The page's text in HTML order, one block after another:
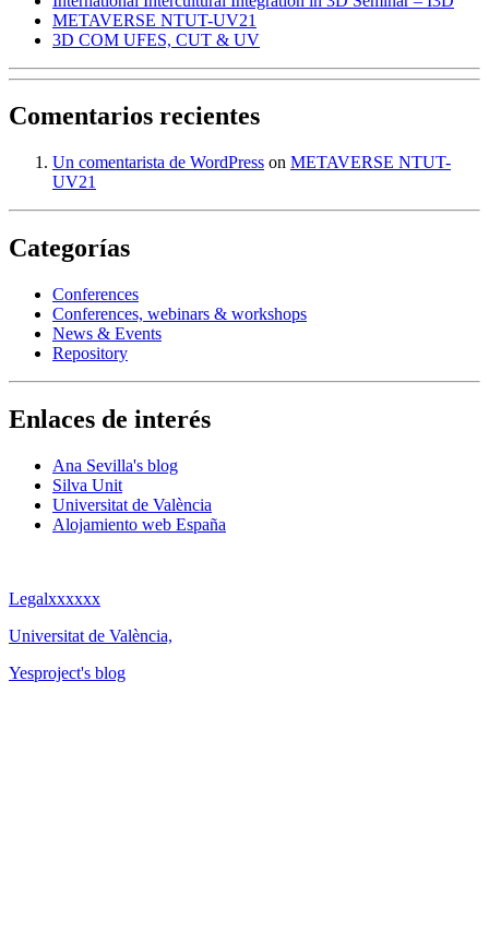
METAVERSE NTUT-UV21
3D COM UFES, CUT & UV
Comentarios recientes
Un comentarista de WordPress on METAVERSE NTUT-
UV21
Categorías
Conferences
Conferences, webinars & workshops
News & Events
Repository
Enlaces de interés
Ana Sevilla's blog
Silva Unit
Universitat de València
Alojamiento web España
Legalxxxxxx
Universitat de València,
Yesproject's blog